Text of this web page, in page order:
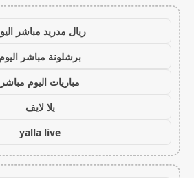
ريال مدريد مباشر
برشلونة مباشر اليوم
مباريات اليوم مباشر
يلا لايف
yalla live